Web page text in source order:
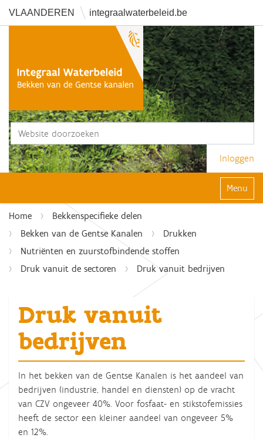
VLAANDEREN integraalwaterbeleid.be
Zoek
Geavanceerd zoeken...
Inloggen
Klap
Home
Bekkenspecifieke delen
Bekken van de Gentse Kanalen
Drukken
Nutriënten en zuurstofbindende stoffen
Druk vanuit de sectoren
Druk vanuit bedrijven
Druk vanuit
bedrijven
In het bekken van de Gentse Kanalen is het aandeel van
bedrijven (industrie, handel en diensten) op de vracht
van CZV ongeveer 40%. Voor fosfaat- en stikstofemissies
heeft de sector een kleiner aandeel van ongeveer 5%
en 12%.